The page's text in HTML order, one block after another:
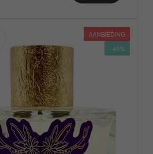
AANBIEDING
- 40%